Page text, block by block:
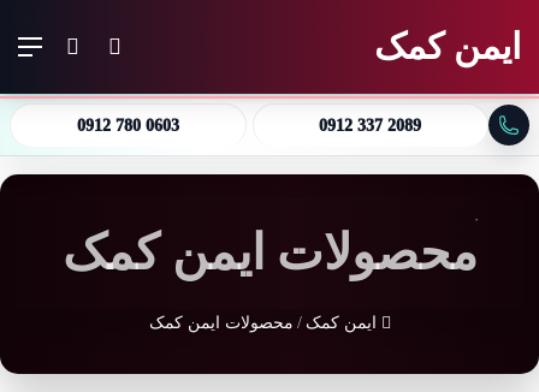
جستجو
تغییر پوسته ایمن کمک
0912 780 0603 0912 337 2089
محصولات ایمن کمک
ایمن کمک / محصولات ایمن کمک